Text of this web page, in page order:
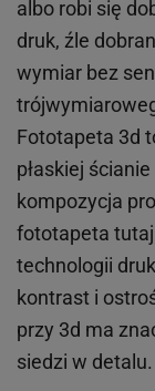
albo robi się
druk, źle
wymiar bez
Fototapeta 3d
płaskiej
kompozycja
fototapeta
technologii
kontrast i
przy 3d ma
siedzi w detalu.